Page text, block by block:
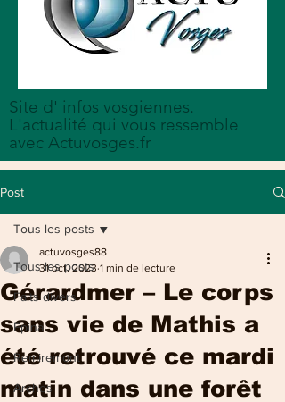
Site d' infos vosgiennes.
L'actualité qui vous ressemble
avec Actuvosges.fr
Post
Tous les posts
Faits divers
Epinal
Remiremont
Arches
Tous les posts
Gérardmer – Le corps
sans vie de Mathis a
été retrouvé ce mardi
matin dans une forêt
actuvosges88
31 oct. 2023 1 min de lecture